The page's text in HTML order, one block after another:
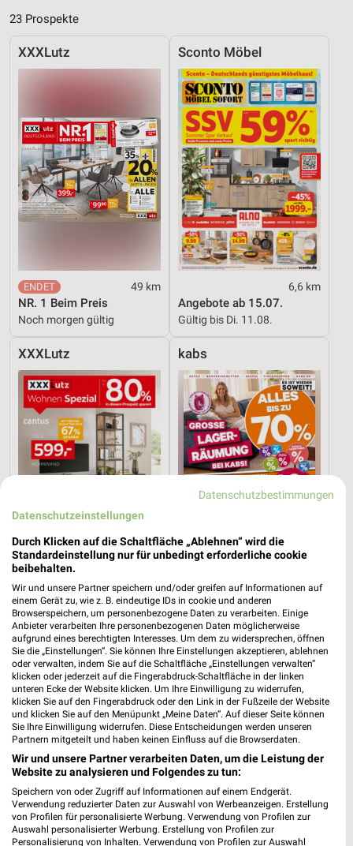
23 Prospekte
XXXLutz
49 km
NR. 1 Beim Preis
Noch morgen gültig
Sconto Möbel
6,6 km
Angebote ab 15.07.
Gültig bis Di. 11.08.
XXXLutz
49 km
Wohnen Spezial
Gültig bis Fr. 14.08.
kabs
1,8 km
Große Lagerräumung
Gültig bis Do. 27.08.
Polster Aktuell Polster Aktuell
Datenschutzbestimmungen
Datenschutzeinstellungen
Durch Klicken auf die Schaltfläche „Ablehnen“ wird die
Standardeinstellung nur für unbedingt erforderliche cookie
beibehalten.
Wir und unsere Partner speichern und/oder greifen auf Informationen auf
einem Gerät zu, wie z. B. eindeutige IDs in cookie und anderen
Browserspeichern, um personenbezogene Daten zu verarbeiten. Einige
Anbieter verarbeiten Ihre personenbezogenen Daten möglicherweise
aufgrund eines berechtigten Interesses. Um dem zu widersprechen, öffnen
Sie die „Einstellungen“. Sie können Ihre Einstellungen akzeptieren, ablehnen
oder verwalten, indem Sie auf die Schaltfläche „Einstellungen verwalten“
klicken oder jederzeit auf die Fingerabdruck-Schaltfläche in der linken
unteren Ecke der Website klicken. Um Ihre Einwilligung zu widerrufen,
klicken Sie auf den Fingerabdruck oder den Link in der Fußzeile der Website
und klicken Sie auf den Menüpunkt „Meine Daten“. Auf dieser Seite können
Sie Ihre Einwilligung widerrufen. Diese Entscheidungen werden unseren
Partnern mitgeteilt und haben keinen Einfluss auf die Browserdaten.
Wir und unsere Partner verarbeiten Daten, um die Leistung der
Website zu analysieren und Folgendes zu tun:
Speichern von oder Zugriff auf Informationen auf einem Endgerät.
Verwendung reduzierter Daten zur Auswahl von Werbeanzeigen. Erstellung
von Profilen für personalisierte Werbung. Verwendung von Profilen zur
Auswahl personalisierter Werbung. Erstellung von Profilen zur
Personalisierung von Inhalten. Verwendung von Profilen zur Auswahl